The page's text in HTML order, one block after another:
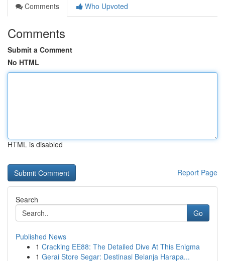
Comments
Who Upvoted
Comments
Submit a Comment
No HTML
HTML is disabled
Report Page
Search
Go
Published News
1 Cracking EE88: The Detailed Dive At This Enigma
1 Gerai Store Segar: Destinasi Belanja Harapa...